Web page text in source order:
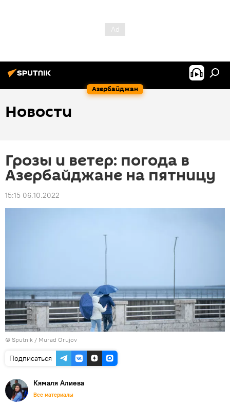
Азербайджан
Новости
Грозы и ветер: погода в
Азербайджане на пятницу
15:15 06.10.2022
© Sputnik / Murad Orujov
Подписаться
Кямаля Алиева
Все материалы